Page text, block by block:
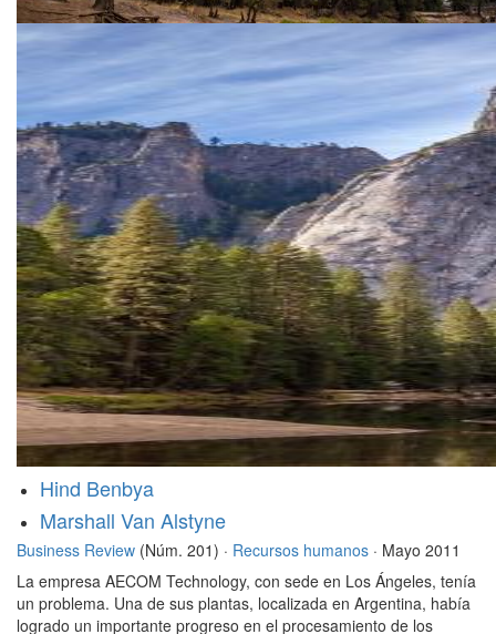
Hind Benbya
Marshall Van Alstyne
Business Review (Núm. 201) · Recursos humanos · Mayo 2011
La empresa AECOM Technology, con sede en Los Ángeles, tenía
un problema. Una de sus plantas, localizada en Argentina, había
logrado un importante progreso en el procesamiento de los